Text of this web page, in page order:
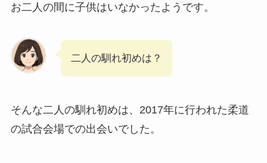
お二人の間に子供はいなかったようです。
二人の馴れ初めは？
そんな二人の馴れ初めは、2017年に行われた柔道
の試合会場での出会いでした。